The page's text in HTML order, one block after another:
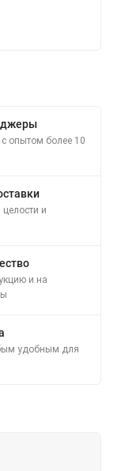
опытом более 10
и
и на
удобным для